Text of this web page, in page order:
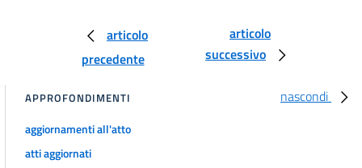
30 ter
30 quater
30 quinquies
30 sexies
articolo
precedente
articolo
successivo
nascondi
APPROFONDIMENTI
aggiornamenti all'atto
atti aggiornati